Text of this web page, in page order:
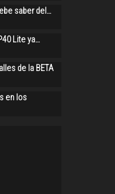
saber del…
Lite ya…
de la BETA
en los